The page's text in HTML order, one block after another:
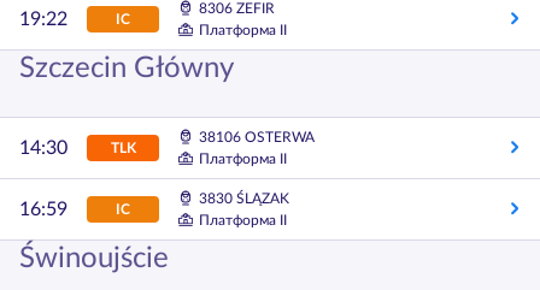
19:22 IC
8306 ZEFIR
Платформа II
Szczecin Główny
14:30 TLK
38106 OSTERWA
Платформа II
16:59 IC
3830 ŚLĄZAK
Платформа II
Świnoujście